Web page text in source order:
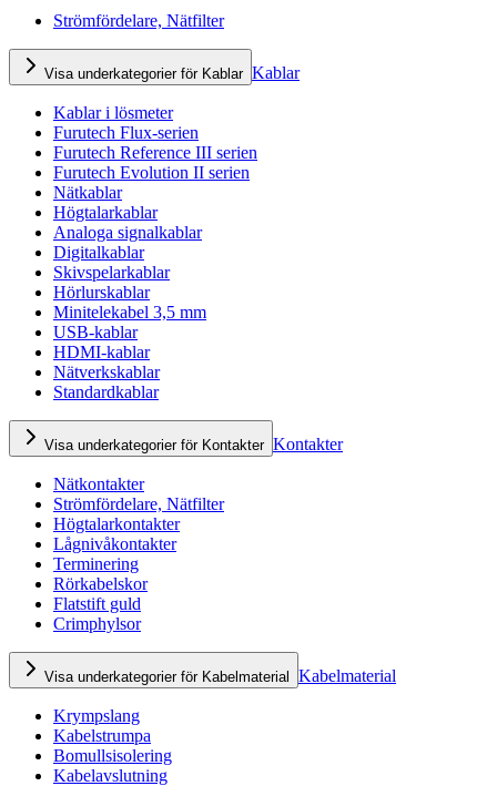
Strömfördelare, Nätfilter
Visa underkategorier för Kablar Kablar
Kablar i lösmeter
Furutech Flux-serien
Furutech Reference III serien
Furutech Evolution II serien
Nätkablar
Högtalarkablar
Analoga signalkablar
Digitalkablar
Skivspelarkablar
Hörlurskablar
Minitelekabel 3,5 mm
USB-kablar
HDMI-kablar
Nätverkskablar
Standardkablar
Visa underkategorier för Kontakter Kontakter
Nätkontakter
Strömfördelare, Nätfilter
Högtalarkontakter
Lågnivåkontakter
Terminering
Rörkabelskor
Flatstift guld
Crimphylsor
Visa underkategorier för Kabelmaterial Kabelmaterial
Krympslang
Kabelstrumpa
Bomullsisolering
Kabelavslutning